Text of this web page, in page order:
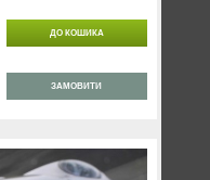
ДО КОШИКА
ЗАМОВИТИ